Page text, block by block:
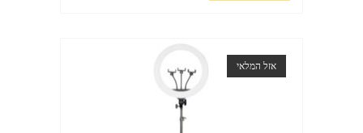
אזל המלאי